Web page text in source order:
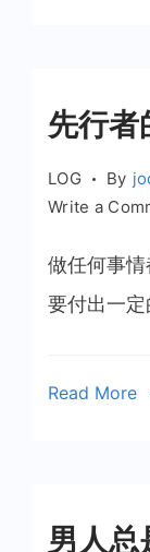
刀？
先行者
LOG By
Write a
做任何事
要付出一
Read More
男人总